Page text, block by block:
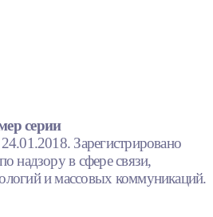
серии
Зарегистрировано
надзору в сфере связи,
и массовых коммуникаций.